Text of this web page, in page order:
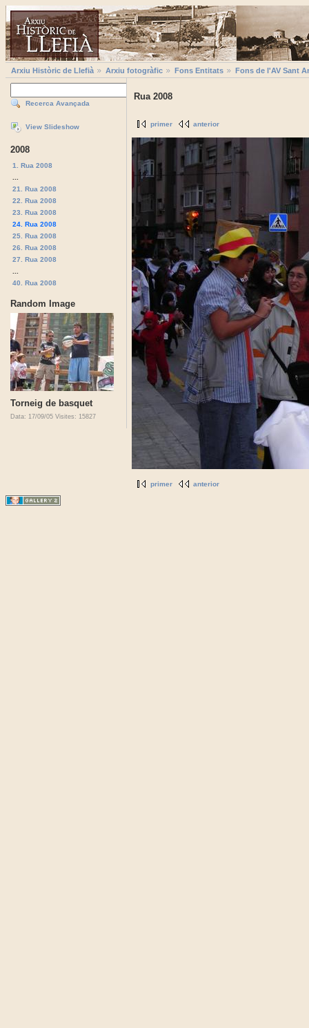
Arxiu Històric de Llefià Arxiu fotogràfic Fons Entitats Fons de l'AV Sant
Recerca Avançada
View Slideshow
2008
1. Rua 2008
21. Rua 2008
22. Rua 2008
23. Rua 2008
24. Rua 2008
25. Rua 2008
26. Rua 2008
27. Rua 2008
40. Rua 2008
Random Image
Torneig de basquet
Data: 17/09/05 Visites: 15827
Rua 2008
primer anterior
primer anterior